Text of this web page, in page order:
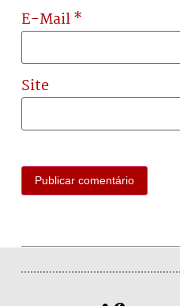
E-Mail*
Site